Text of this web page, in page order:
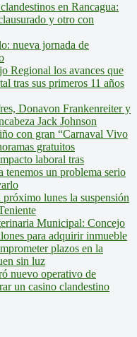
en Rancagua:
y otro con
nueva jornada de
Regional los avances que
tras sus primeros 11 años
Donavon Frankenreiter y
Jack Johnson
con gran “Carnaval Vivo
gratuitos
laboral tras
tenemos un problema serio
lunes la suspensión
Municipal: Concejo
para adquirir inmueble
plazos en la
sin luz
nuevo operativo de
un casino clandestino